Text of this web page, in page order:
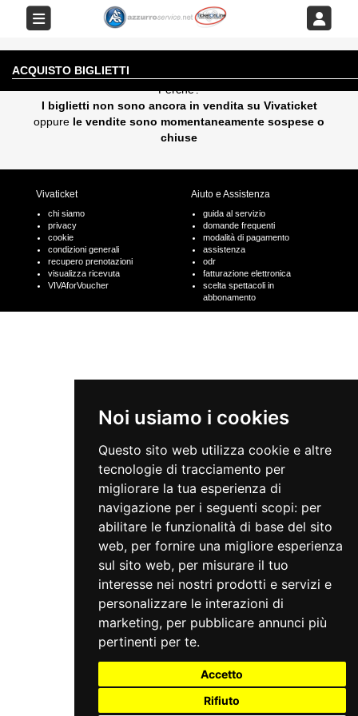
Noi usiamo i cookies
Questo sito web utilizza cookie e altre
tecnologie di tracciamento per
migliorare la tua esperienza di
navigazione per i seguenti scopi: per
abilitare le funzionalità di base del sito
web, per fornire una migliore esperienza
sul sito web, per misurare il tuo
interesse nei nostri prodotti e servizi e
personalizzare le interazioni di
marketing, per pubblicare annunci più
pertinenti per te.
Accetto
Rifiuto
ACQUISTO BIGLIETTI
EVENTO AL MOMENTO NON DISPONIBILE
Perchè?
I biglietti non sono ancora in vendita su Vivaticket
oppure le vendite sono momentaneamente sospese o
chiuse
Vivaticket
chi siamo
privacy
cookie
condizioni generali
recupero prenotazioni
visualizza ricevuta
VIVAforVoucher
Aiuto e Assistenza
guida al servizio
domande frequenti
modalità di pagamento
assistenza
odr
fatturazione elettronica
scelta spettacoli in
abbonamento